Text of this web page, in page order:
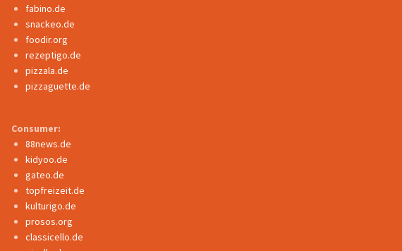
fabino.de
snackeo.de
foodir.org
rezeptigo.de
pizzala.de
pizzaguette.de
Consumer:
88news.de
kidyoo.de
gateo.de
topfreizeit.de
kulturigo.de
prosos.org
classicello.de